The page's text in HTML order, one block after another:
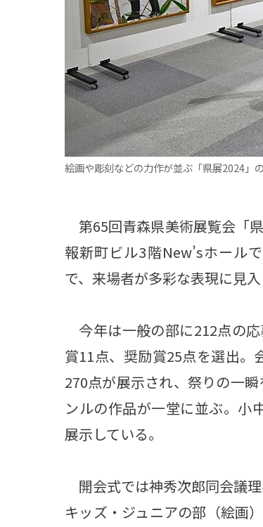
絵画や彫刻などの力作が並ぶ「県展2024」
第65回青森県美術展覧会「
報新町ビル3階New’sホール
で、来場者が多彩な表現に見
今年は一般の部に212点の
賞11点、奨励賞25点を選出。
270点が展示され、祭りの一
ンルの作品が一堂に並ぶ。小
展示している。
開会式では神秀次郎同会議
キッズ・ジュニアの部（絵画
まつり・イベント
おみやげ・特産
アウトドア・レジャー
ご当地グルメ